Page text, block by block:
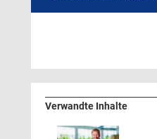
Verwandte Inhalte